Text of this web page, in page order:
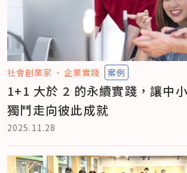
社會創業家 企業實踐 案例
1+1 大於 2 的永續實踐，讓中
獨鬥走向彼此成就
2025.11.28